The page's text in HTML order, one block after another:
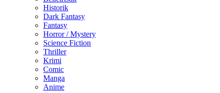
Historik
Dark Fantasy
Fantasy
Horror / Mystery
Science Fiction
Thriller
Krimi
Comic
Manga
Anime